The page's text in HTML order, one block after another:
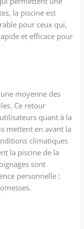
la piscine est
pour ceux qui,
et efficace pour
moyenne des
Ce retour
quant à la
mettent en avant la
climatiques
la piscine de la
sont
personnelle :